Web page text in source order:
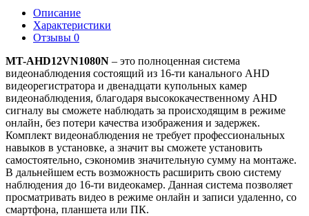
Описание
Характеристики
Отзывы 0
MT-AHD12VN1080N – это полноценная система
видеонаблюдения состоящий из 16-ти канального AHD
видеорегистратора и двенадцати купольных камер
видеонаблюдения, благодаря высококачественному AHD
сигналу вы сможете наблюдать за происходящим в режиме
онлайн, без потери качества изображения и задержек.
Комплект видеонаблюдения не требует профессиональных
навыков в установке, а значит вы сможете установить
самостоятельно, сэкономив значительную сумму на монтаже.
В дальнейшем есть возможность расширить свою систему
наблюдения до 16-ти видеокамер. Данная система позволяет
просматривать видео в режиме онлайн и записи удаленно, со
смартфона, планшета или ПК.